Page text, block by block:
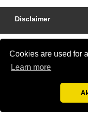
Cookies are used for
Learn more
Disclaimer